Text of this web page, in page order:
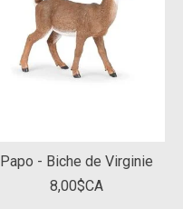
Papo - Biche de Virginie
8,00$CA